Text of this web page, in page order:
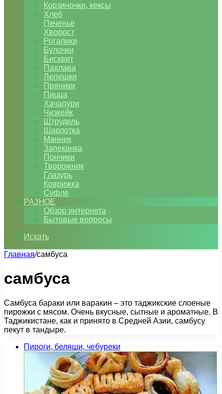
Корзиночки, кексы
Хлеб
Печенье
Хворост
Рогалики
Булочки
Бисквит
Пахлава
Лепешки
Пряники
Пицца
Хачапури
Чизкейк
Штрудель
Шарлотка
Манник
Запеканка
Пончики
Творожник
Глазурь
Коврижка
Суфле
РАЗНОЕ
Обзор интернета
Бытовые вопросы
Искать
Главная/самбуса
самбуса
Самбуса бараки или варакин – это таджикские слоеные
пирожки с мясом. Очень вкусные, сытные и ароматные. В
Таджикистане, как и принято в Средней Азии, самбусу
пекут в тандыре.
Пироги, беляши, чебуреки